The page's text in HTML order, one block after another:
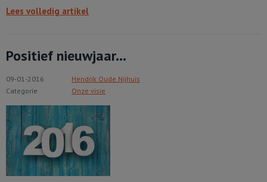
Lees volledig artikel
Positief nieuwjaar...
09-01-2016
Hendrik Oude Nijhuis
Categorie
Onze visie